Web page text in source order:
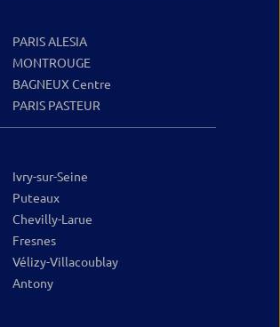
PARIS ALESIA
MONTROUGE
BAGNEUX Centre
PARIS PASTEUR
Ivry-sur-Seine
Puteaux
Chevilly-Larue
Fresnes
Vélizy-Villacoublay
Antony